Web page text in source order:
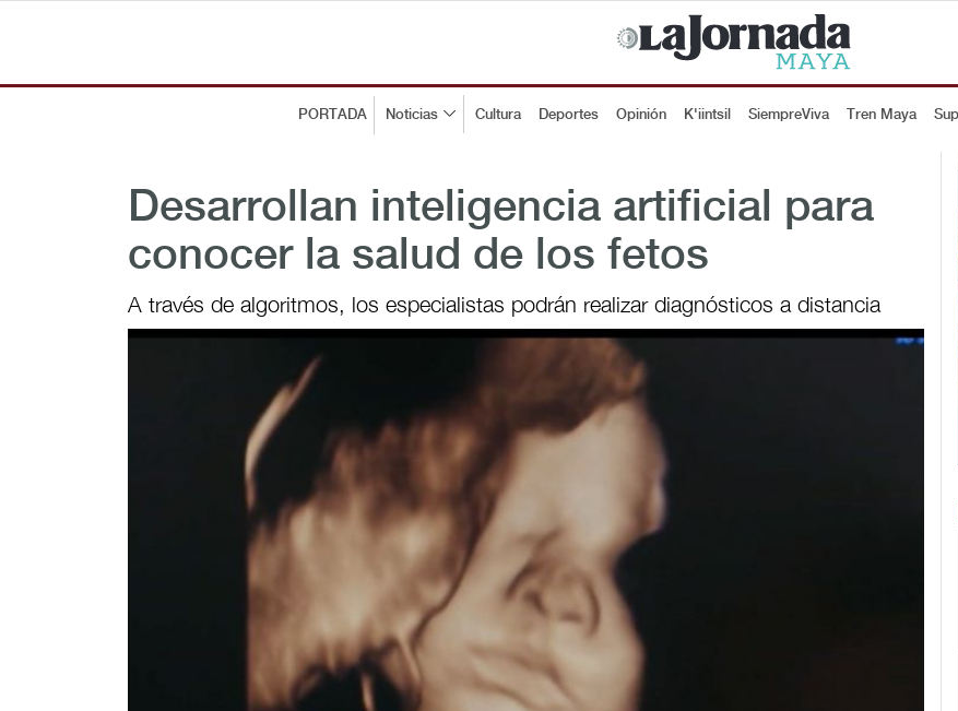
PORTADA Noticias Cultura Deportes Opinión K'iintsil SiempreViva Tren Maya
Desarrollan inteligencia artificial para
conocer la salud de los fetos
A través de algoritmos, los especialistas podrán realizar diagnósticos a distancia